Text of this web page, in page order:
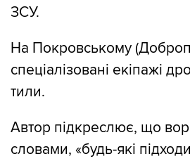
ЗСУ.
На Покровському
спеціалізовані екіпажі
тили.
Автор підкреслює, що
словами, «будь-які